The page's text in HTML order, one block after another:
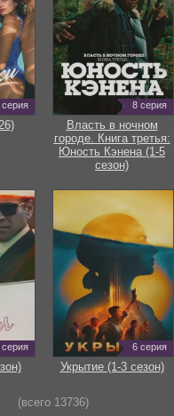
серия 8 серия
Власть в ночном
городе. Книга третья:
Юность Кэнена (1-5
сезон)
серия 6 серия
Укрытие (1-3 сезон)
(всего 13736)